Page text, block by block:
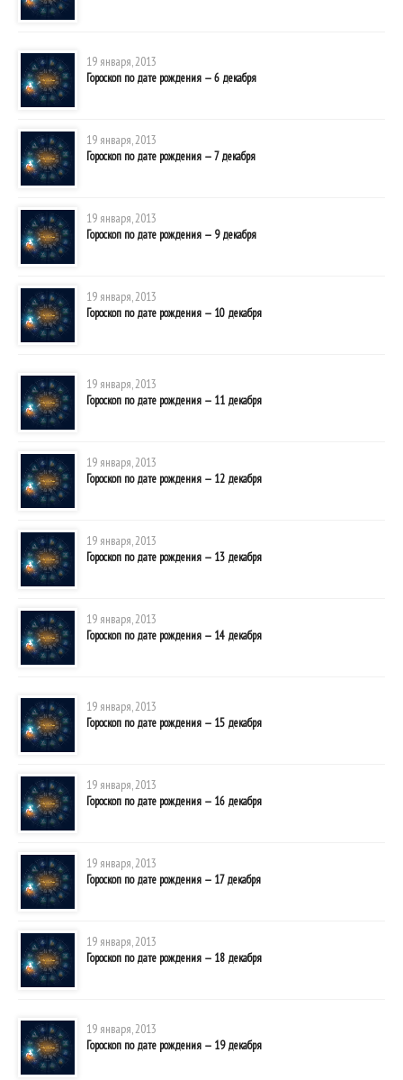
19 января, 2013
Гороскоп по дате рождения — 6 декабря
19 января, 2013
Гороскоп по дате рождения — 7 декабря
19 января, 2013
Гороскоп по дате рождения — 9 декабря
19 января, 2013
Гороскоп по дате рождения — 10 декабря
19 января, 2013
Гороскоп по дате рождения — 11 декабря
19 января, 2013
Гороскоп по дате рождения — 12 декабря
19 января, 2013
Гороскоп по дате рождения — 13 декабря
19 января, 2013
Гороскоп по дате рождения — 14 декабря
19 января, 2013
Гороскоп по дате рождения — 15 декабря
19 января, 2013
Гороскоп по дате рождения — 16 декабря
19 января, 2013
Гороскоп по дате рождения — 17 декабря
19 января, 2013
Гороскоп по дате рождения — 18 декабря
19 января, 2013
Гороскоп по дате рождения — 19 декабря